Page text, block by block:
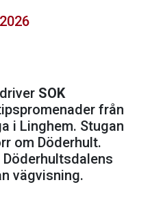
SOK
från
i Linghem. Stugan
om Döderhult.
vägvisning.